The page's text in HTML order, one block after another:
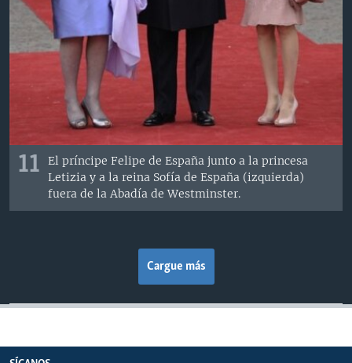
11
El príncipe Felipe de España junto a la princesa
Letizia y a la reina Sofía de España (izquierda)
fuera de la Abadía de Westminster.
Cargue más